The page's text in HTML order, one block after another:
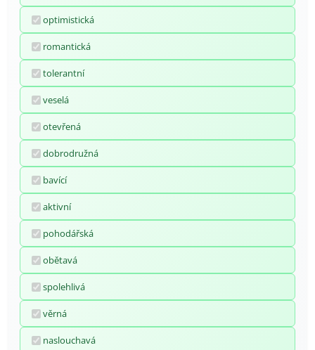
optimistická
romantická
tolerantní
veselá
otevřená
dobrodružná
bavící
aktivní
pohodářská
obětavá
spolehlivá
věrná
naslouchavá